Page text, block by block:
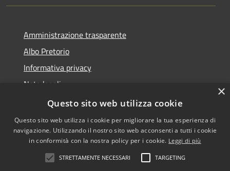
Amministrazione trasparente
Albo Pretorio
Informativa privacy
Note legali
Dichiarazione di accessibilità
Accessibilità
Copyright © 2026 • Comune di
Falerone • Powered by
×
Questo sito web utilizza cookie
Questo sito web utilizza i cookie per migliorare la tua esperienza di
navigazione. Utilizzando il nostro sito web acconsenti a tutti i cookie
in conformità con la nostra policy per i cookie. Leggi di più
STRETTAMENTE NECESSARI TARGETING